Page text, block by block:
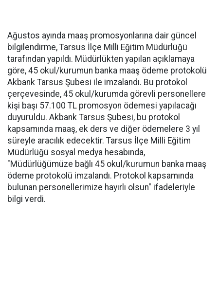
Ağustos ayında maaş promosyonlarına dair güncel
bilgilendirme, Tarsus İlçe Milli Eğitim Müdürlüğü
tarafından yapıldı. Müdürlükten yapılan açıklamaya
göre, 45 okul/kurumun banka maaş ödeme protokolü
Akbank Tarsus Şubesi ile imzalandı. Bu protokol
çerçevesinde, 45 okul/kurumda görevli personellere
kişi başı 57.100 TL promosyon ödemesi yapılacağı
duyuruldu. Akbank Tarsus Şubesi, bu protokol
kapsamında maaş, ek ders ve diğer ödemelere 3 yıl
süreyle aracılık edecektir. Tarsus İlçe Milli Eğitim
Müdürlüğü sosyal medya hesabında,
"Müdürlüğümüze bağlı 45 okul/kurumun banka maaş
ödeme protokolü imzalandı. Protokol kapsamında
bulunan personellerimize hayırlı olsun" ifadeleriyle
bilgi verdi.